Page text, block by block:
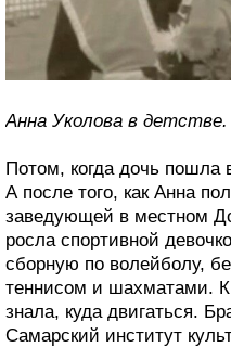
Анна Уколова в детстве.
Потом, когда дочь пошла
А после того, как Анна
заведующей в местном
росла спортивной
сборную по волейболу,
теннисом и шахматами.
знала, куда двигаться.
Самарский институт